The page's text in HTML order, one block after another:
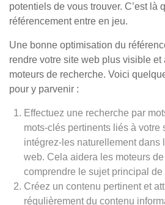
potentiels de vous trouver. C’est là
référencement entre en jeu.
Une bonne optimisation du
rendre votre site web plus visible
moteurs de recherche. Voici
pour y parvenir :
Effectuez une recherche par
mots-clés pertinents liés à votre
intégrez-les naturellement dans
web. Cela aidera les moteurs
comprendre le sujet principal de
Créez un contenu pertinent et
régulièrement du contenu